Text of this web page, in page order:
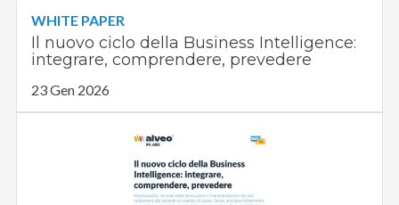
WHITE PAPER
Il nuovo ciclo della Business Intelligence:
integrare, comprendere, prevedere
23 Gen 2026